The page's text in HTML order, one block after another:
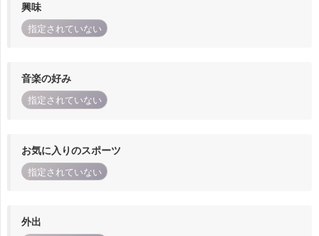
興味
指定されていない
音楽の好み
指定されていない
お気に入りのスポーツ
指定されていない
外出